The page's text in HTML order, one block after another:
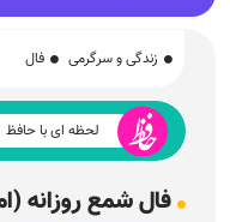
زندگی و سرگرمی فال
لحظه ای با حافظ
فال شمع روزانه